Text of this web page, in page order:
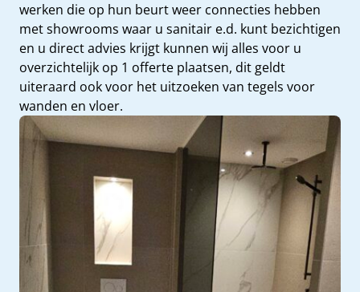
werken die op hun beurt weer connecties hebben
met showrooms waar u sanitair e.d. kunt bezichtigen
en u direct advies krijgt kunnen wij alles voor u
overzichtelijk op 1 offerte plaatsen, dit geldt
uiteraard ook voor het uitzoeken van tegels voor
wanden en vloer.